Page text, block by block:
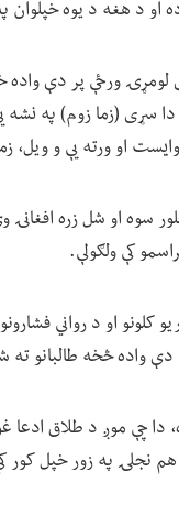
او د هغه د یوه
لومړۍ ورځې پر دې
سړی (زما زوم) په نشه
او ورته یې و ویل،
سوه او شل زره
کې ولګولې.
کلونو او د رواني
دې واده څخه طالبانو
دا چې موږ د طلاق ادعا
نجلۍ په زور خپل